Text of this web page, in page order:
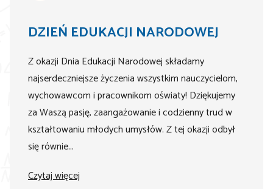
DZIEŃ EDUKACJI NARODOWEJ
Z okazji Dnia Edukacji Narodowej składamy
najserdeczniejsze życzenia wszystkim nauczycielom,
wychowawcom i pracownikom oświaty! Dziękujemy
za Waszą pasję, zaangażowanie i codzienny trud w
kształtowaniu młodych umysłów. Z tej okazji odbył
się równie...
Czytaj więcej